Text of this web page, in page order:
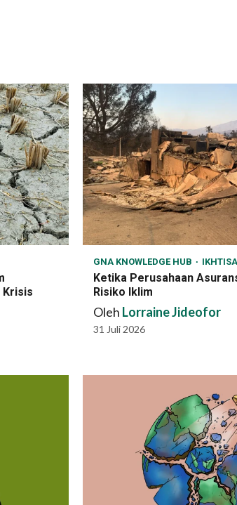
Krisis
GNA KNOWLEDGE HUB
Ketika Perusahaan
Risiko Iklim
Oleh Lorraine Jideofor
31 Juli 2026